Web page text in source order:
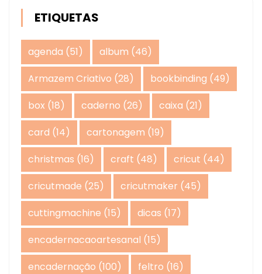
ETIQUETAS
agenda (51) album (46)
Armazem Criativo (28) bookbinding (49)
box (18) caderno (26) caixa (21)
card (14) cartonagem (19)
christmas (16) craft (48) cricut (44)
cricutmade (25) cricutmaker (45)
cuttingmachine (15) dicas (17)
encadernacaoartesanal (15)
encadernação (100) feltro (16)